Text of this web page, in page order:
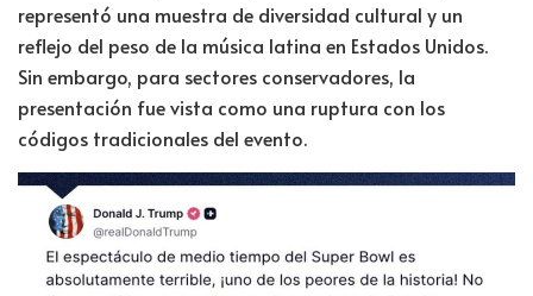
representó una muestra de diversidad cultural y un
reflejo del peso de la música latina en Estados Unidos.
Sin embargo, para sectores conservadores, la
presentación fue vista como una ruptura con los
códigos tradicionales del evento.